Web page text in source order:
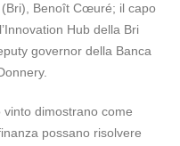
Benoît Cœuré; il capo
Hub della Bri
governor della Banca
vinto dimostrano come
possano risolvere